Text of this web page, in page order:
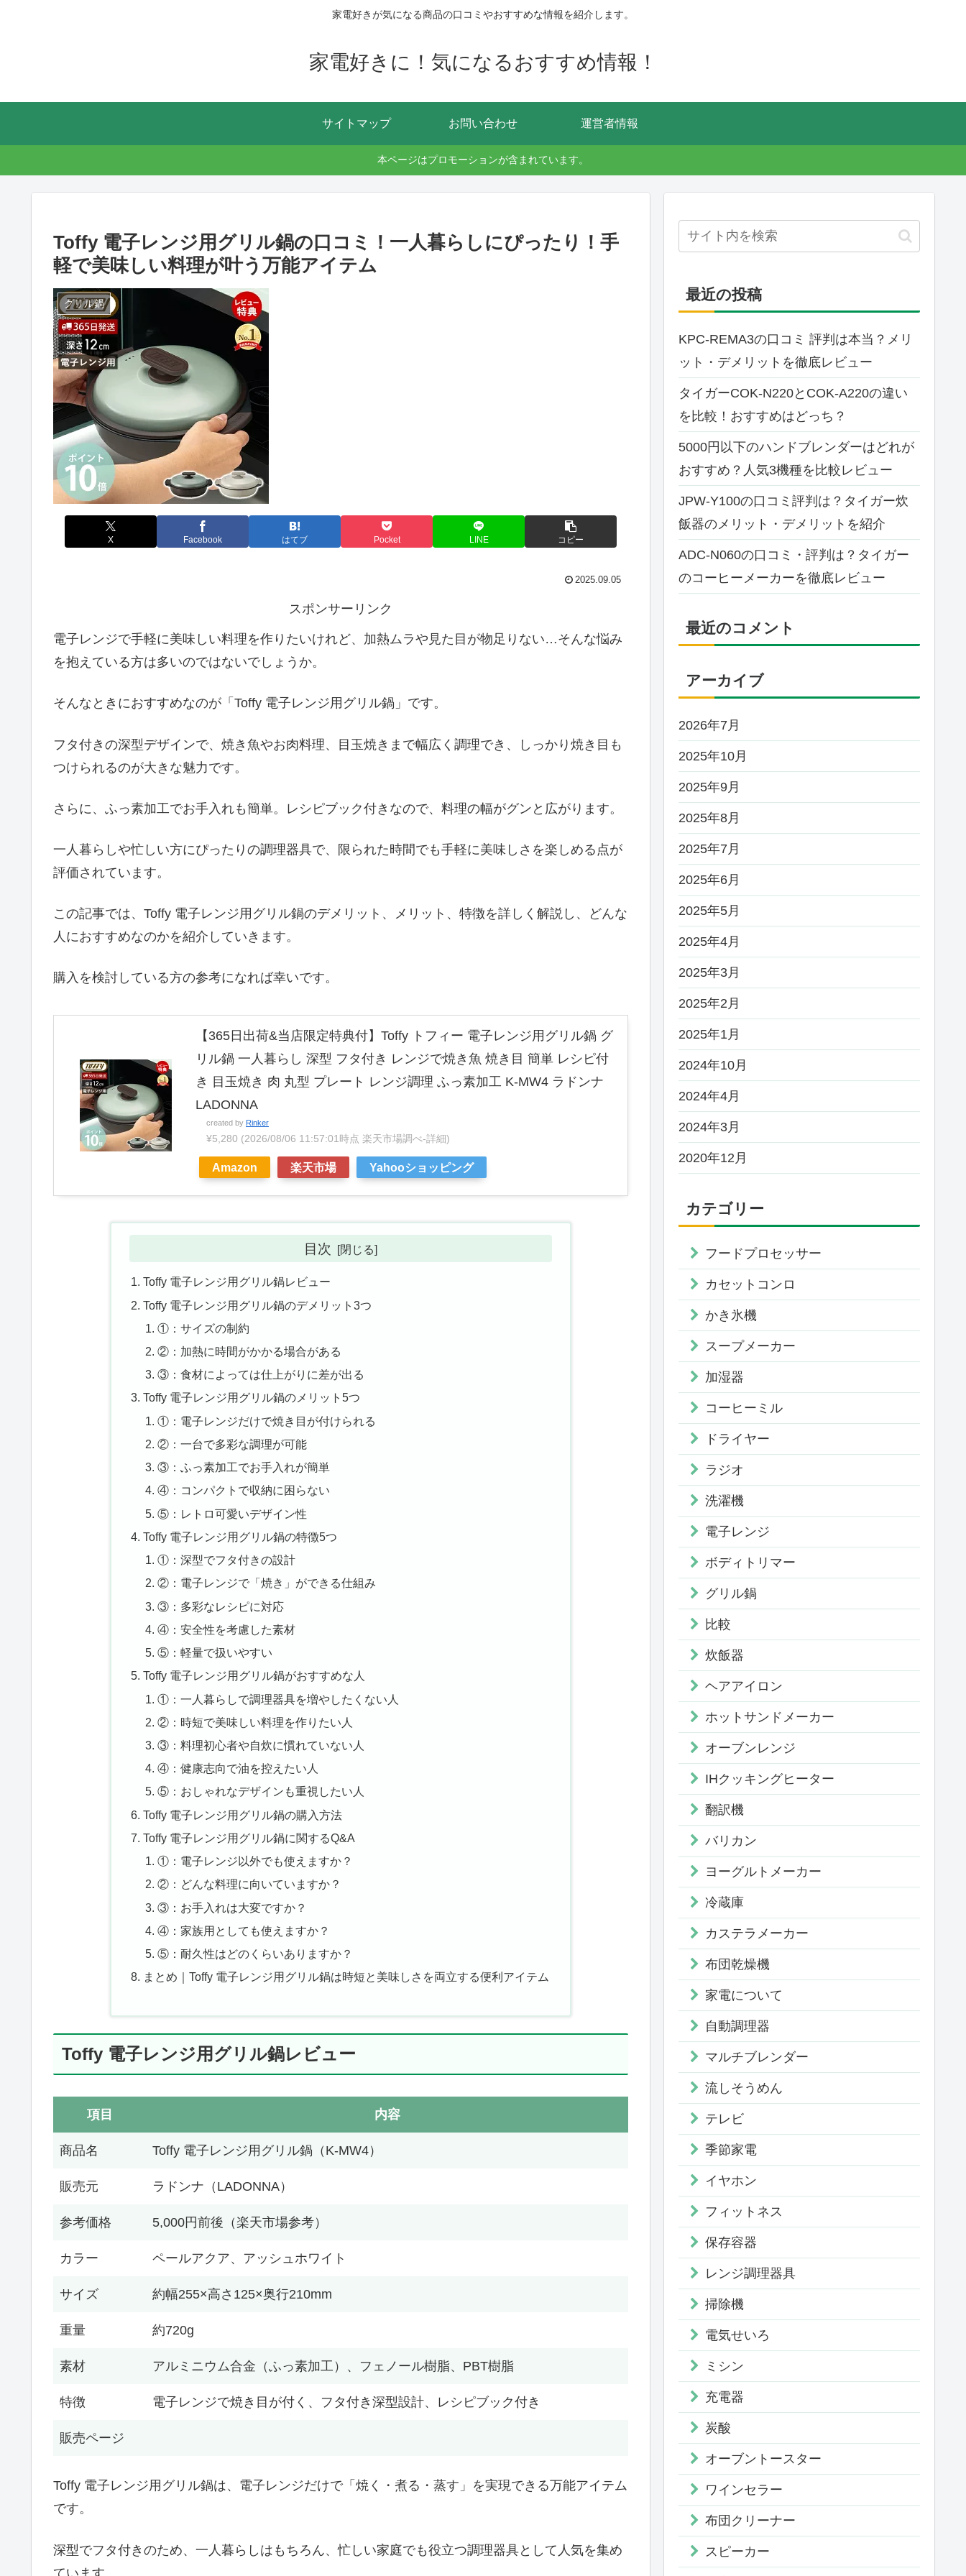
家電好きが気になる商品の口コミやおすすめな情報を紹介します。
家電好きに！気になるおすすめ情報！
サイトマップ お問い合わせ 運営者情報
本ページはプロモーションが含まれています。
Toffy 電子レンジ用グリル鍋の口コミ！一人暮らしにぴったり！手
軽で美味しい料理が叶う万能アイテム
グリル鍋
X Facebook はてブ Pocket LINE コピー
2025.09.05
スポンサーリンク
電子レンジで手軽に美味しい料理を作りたいけれど、加熱ムラや見た目が物足りない…そんな悩み
を抱えている方は多いのではないでしょうか。
そんなときにおすすめなのが「Toffy 電子レンジ用グリル鍋」です。
フタ付きの深型デザインで、焼き魚やお肉料理、目玉焼きまで幅広く調理でき、しっかり焼き目も
つけられるのが大きな魅力です。
さらに、ふっ素加工でお手入れも簡単。レシピブック付きなので、料理の幅がグンと広がります。
一人暮らしや忙しい方にぴったりの調理器具で、限られた時間でも手軽に美味しさを楽しめる点が
評価されています。
この記事では、Toffy 電子レンジ用グリル鍋のデメリット、メリット、特徴を詳しく解説し、どんな
人におすすめなのかを紹介していきます。
購入を検討している方の参考になれば幸いです。
【365日出荷&当店限定特典付】Toffy トフィー 電子レンジ用グリル鍋 グ
リル鍋 一人暮らし 深型 フタ付き レンジで焼き魚 焼き目 簡単 レシピ付
き 目玉焼き 肉 丸型 プレート レンジ調理 ふっ素加工 K-MW4 ラドンナ
LADONNA
created by Rinker
¥5,280 (2026/08/06 11:57:01時点 楽天市場調べ-詳細)
Amazon 楽天市場 Yahooショッピング
目次
Toffy 電子レンジ用グリル鍋レビュー
Toffy 電子レンジ用グリル鍋のデメリット3つ
①：サイズの制約
②：加熱に時間がかかる場合がある
③：食材によっては仕上がりに差が出る
Toffy 電子レンジ用グリル鍋のメリット5つ
①：電子レンジだけで焼き目が付けられる
②：一台で多彩な調理が可能
③：ふっ素加工でお手入れが簡単
④：コンパクトで収納に困らない
⑤：レトロ可愛いデザイン性
Toffy 電子レンジ用グリル鍋の特徴5つ
①：深型でフタ付きの設計
②：電子レンジで「焼き」ができる仕組み
③：多彩なレシピに対応
④：安全性を考慮した素材
⑤：軽量で扱いやすい
Toffy 電子レンジ用グリル鍋がおすすめな人
①：一人暮らしで調理器具を増やしたくない人
②：時短で美味しい料理を作りたい人
③：料理初心者や自炊に慣れていない人
④：健康志向で油を控えたい人
⑤：おしゃれなデザインも重視したい人
Toffy 電子レンジ用グリル鍋の購入方法
Toffy 電子レンジ用グリル鍋に関するQ&A
①：電子レンジ以外でも使えますか？
②：どんな料理に向いていますか？
③：お手入れは大変ですか？
④：家族用としても使えますか？
⑤：耐久性はどのくらいありますか？
まとめ｜Toffy 電子レンジ用グリル鍋は時短と美味しさを両立する便利アイテム
Toffy 電子レンジ用グリル鍋レビュー
項目 内容
商品名 Toffy 電子レンジ用グリル鍋（K-MW4）
販売元 ラドンナ（LADONNA）
参考価格 5,000円前後（楽天市場参考）
カラー ペールアクア、アッシュホワイト
サイズ 約幅255×高さ125×奥行210mm
重量 約720g
素材 アルミニウム合金（ふっ素加工）、フェノール樹脂、PBT樹脂
特徴 電子レンジで焼き目が付く、フタ付き深型設計、レシピブック付き
販売ページ
Toffy 電子レンジ用グリル鍋は、電子レンジだけで「焼く・煮る・蒸す」を実現できる万能アイテム
です。
深型でフタ付きのため、一人暮らしはもちろん、忙しい家庭でも役立つ調理器具として人気を集め
ています。
最近の投稿
KPC-REMA3の口コミ 評判は本当？メリ
ット・デメリットを徹底レビュー
タイガーCOK-N220とCOK-A220の違い
を比較！おすすめはどっち？
5000円以下のハンドブレンダーはどれが
おすすめ？人気3機種を比較レビュー
JPW-Y100の口コミ評判は？タイガー炊
飯器のメリット・デメリットを紹介
ADC-N060の口コミ・評判は？タイガー
のコーヒーメーカーを徹底レビュー
最近のコメント
アーカイブ
2026年7月
2025年10月
2025年9月
2025年8月
2025年7月
2025年6月
2025年5月
2025年4月
2025年3月
2025年2月
2025年1月
2024年10月
2024年4月
2024年3月
2020年12月
カテゴリー
フードプロセッサー
カセットコンロ
かき氷機
スープメーカー
加湿器
コーヒーミル
ドライヤー
ラジオ
洗濯機
電子レンジ
ボディトリマー
グリル鍋
比較
炊飯器
ヘアアイロン
ホットサンドメーカー
オーブンレンジ
IHクッキングヒーター
翻訳機
バリカン
ヨーグルトメーカー
冷蔵庫
カステラメーカー
布団乾燥機
家電について
自動調理器
マルチブレンダー
流しそうめん
テレビ
季節家電
イヤホン
フィットネス
保存容器
レンジ調理器具
掃除機
電気せいろ
ミシン
充電器
炭酸
オーブントースター
ワインセラー
布団クリーナー
スピーカー